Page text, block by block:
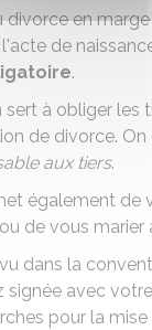
divorce en
de
.
à obliger les
de divorce. On
aux tiers.
également de
ou de vous marier
dans la
signée avec
pour la